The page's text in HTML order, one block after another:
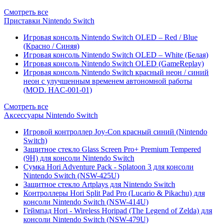
Смотреть все
Приставки Nintendo Switch
Игровая консоль Nintendo Switch OLED – Red / Blue
(Красно / Синяя)
Игровая консоль Nintendo Switch OLED – White (Белая)
Игровая консоль Nintendo Switch OLED (GameReplay)
Игровая консоль Nintendo Switch красный неон / синий
неон с улучшенным временем автономной работы
(MOD. HAC-001-01)
Смотреть все
Аксессуары Nintendo Switch
Игровой контроллер Joy-Con красный синий (Nintendo
Switch)
Защитное стекло Glass Screen Pro+ Premium Tempered
(9H) для консоли Nintendo Switch
Сумка Hori Adventure Pack - Splatoon 3 для консоли
Nintendo Switch (NSW-425U)
Защитное стекло Artplays для Nintendo Switch
Контроллеры Hori Split Pad Pro (Lucario & Pikachu) для
консоли Nintendo Switch (NSW-414U)
Геймпад Hori - Wireless Horipad (The Legend of Zelda) для
консоли Nintendo Switch (NSW-479U)